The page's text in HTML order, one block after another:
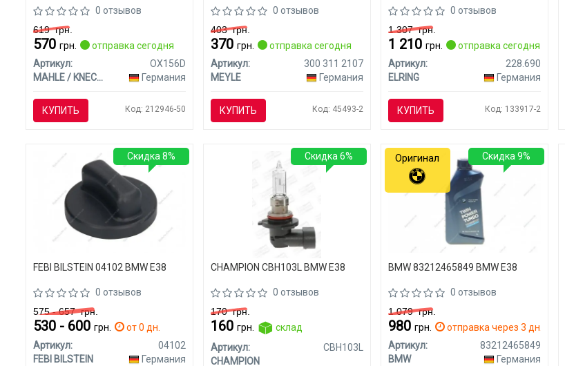
0 отзывов
619грн.
570 грн.
отправка сегодня
Артикул:
OX156D
MAHLE / KNECHT
Германия
КУПИТЬ Код: 212946-50
0 отзывов
403грн.
370 грн.
отправка сегодня
Артикул:
300 311 2107
MEYLE
Германия
КУПИТЬ Код: 45493-2
0 отзывов
1 307грн.
1 210 грн.
отправка сегодня
Артикул:
228.690
ELRING
Германия
КУПИТЬ Код: 133917-2
FEBI BILSTEIN 04102 BMW E38
0 отзывов
575 - 657грн.
530 - 600 грн.
от 0 дн.
Артикул:
04102
FEBI BILSTEIN
Германия
Скидка 8%
CHAMPION CBH103L BMW E38
0 отзывов
170грн.
160 грн.
склад
Артикул:
CBH103L
CHAMPION
Скидка 6%
BMW 83212465849 BMW E38
0 отзывов
1 079грн.
980 грн.
отправка через 3 дн.
Артикул:
83212465849
BMW
Германия
Скидка 9%
Оригинал